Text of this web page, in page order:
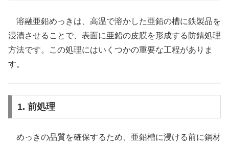
溶融亜鉛めっきは、高温で溶かした亜鉛の槽に鉄製品を
浸漬させることで、表面に亜鉛の皮膜を形成する防錆処理
方法です。この処理にはいくつかの重要な工程がありま
す。
1. 前処理
めっきの品質を確保するため、亜鉛槽に浸ける前に鋼材